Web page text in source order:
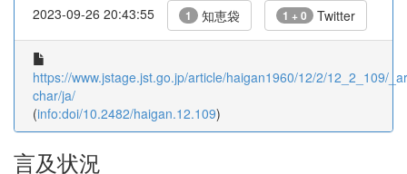
2023-09-26 20:43:55 1 知恵袋 1 + 0 Twitter
https://www.jstage.jst.go.jp/article/haigan1960/12/2/12_2_109/
char/ja/
(info:doi/10.2482/haigan.12.109)
言及状況